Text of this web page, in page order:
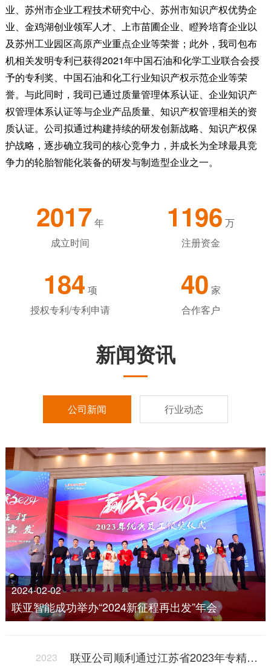
业、苏州市企业工程技术研究中心、苏州市知识产权优势企
业、金鸡湖创业领军人才、上市苗圃企业、瞪羚培育企业以
及苏州工业园区高原产业重点企业等荣誉；此外，我司包布
机相关发明专利已获得2021年中国石油和化学工业联合会授
予的专利奖、中国石油和化工行业知识产权示范企业等荣
誉。与此同时，我司已通过质量管理体系认证、企业知识产
权管理体系认证等与企业产品质量、知识产权管理相关的资
质认证。公司拟通过构建持续的研发创新战略、知识产权保
护战略，逐步确立我司的核心竞争力，并成长为全球最具竞
争力的轮胎智能化装备的研发与制造型企业之一。
2017年
成立时间
1196 万
注册资金
184 项
授权专利/专利申请
40 家
合作客户
新闻资讯
公司新闻 行业动态
2024-02-02
联亚智能成功举办“2024新征程再出发”年会
2023 联亚公司顺利通过江苏省2023年专精特新中小企业认定